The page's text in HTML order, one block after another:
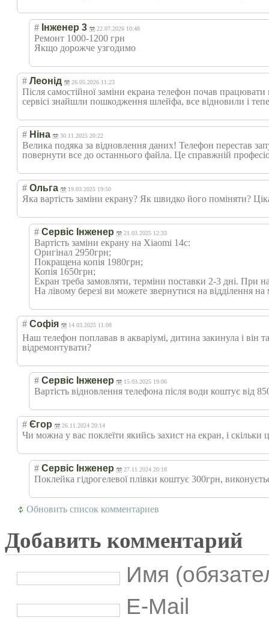
# Інженер 3 22.07.2026 10:48
Ремонт 1000-1200 грн
Якщо дорожче узгодимо
# Леонід 26.05.2026 11:23
Після самостійної заміни екрана телефон почав
сервісі знайшли пошкодження шлейфа, все відновили і
# Ніна 30.11.2025 20:22
Велика подяка за відновлення даних! Телефон перестав
повернути все до останнього файла. Це справжній
# Ольга 19.03.2025 19:50
Яка вартість заміни екрану? Як швидко його поміняти?
# Сервіс Інженер 21.03.2025 12:33
Вартість заміни екрану на Xiaomi 14c:
Оригінал 2950грн;
Покращена копія 1980грн;
Копія 1650грн;
Екран треба замовляти, терміни поставки 2-3 дні. При
На лівому березі ви можете звернутися на відділення
# Софія 14.03.2025 11:08
Наш телефон поплавав в акваріумі, дитина закинула і він
відремонтувати?
# Сервіс Інженер 15.03.2025 19:06
Вартість відновлення телефона після води коштує від
# Єгор 26.11.2024 20:14
Чи можна у вас поклеїти якийсь захист на екран, і скільки
# Сервіс Інженер 27.11.2024 20:18
Поклейка гідрогелевої плівки коштує 300грн,
Обновить список комментариев
Добавить комментарий
Имя
E-Mail